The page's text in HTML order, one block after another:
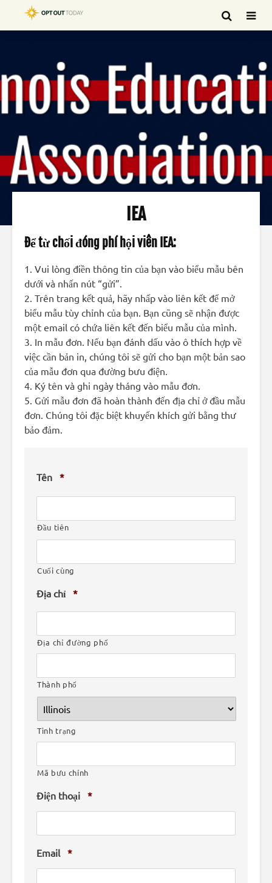
IEA
Để từ chối đóng phí hội viên IEA:
1. Vui lòng điền thông tin của bạn vào biểu mẫu bên
dưới và nhấn nút “gửi”.
2. Trên trang kết quả, hãy nhấp vào liên kết để mở
biểu mẫu tùy chỉnh của bạn. Bạn cũng sẽ nhận được
một email có chứa liên kết đến biểu mẫu của mình.
3. In mẫu đơn. Nếu bạn đánh dấu vào ô thích hợp về
việc cần bản in, chúng tôi sẽ gửi cho bạn một bản sao
của mẫu đơn qua đường bưu điện.
4. Ký tên và ghi ngày tháng vào mẫu đơn.
5. Gửi mẫu đơn đã hoàn thành đến địa chỉ ở đầu mẫu
đơn. Chúng tôi đặc biệt khuyến khích gửi bằng thư
bảo đảm.
Tên *
Đầu tiên
Cuối cùng
Địa chỉ *
Địa chỉ đường phố
Thành phố
Tình trạng
Mã bưu chính
Điện thoại *
Email *